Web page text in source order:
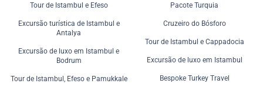
Tour de Istambul e Efeso
Excursão turística de Istambul e
Antalya
Excursão de luxo em Istambul e
Bodrum
Tour de Istambul, Efeso e Pamukkale
Pacote Turquia
Cruzeiro do Bósforo
Tour de Istambul e Cappadocia
Excursão de luxo em Istambul
Bespoke Turkey Travel